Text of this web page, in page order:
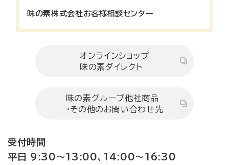
味の素株式会社お客様相談センター
オンラインショップ
味の素ダイレクト
味の素グループ他社商品
・その他のお問い合わせ先
受付時間
平日 9:30～13:00、14:00～16:30